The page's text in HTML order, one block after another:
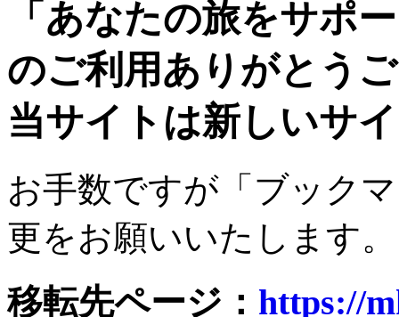
「あなたの旅をサポ
のご利用ありがとう
当サイトは新しいサ
お手数ですが「ブック
更をお願いいたします。
移転先ページ： https://